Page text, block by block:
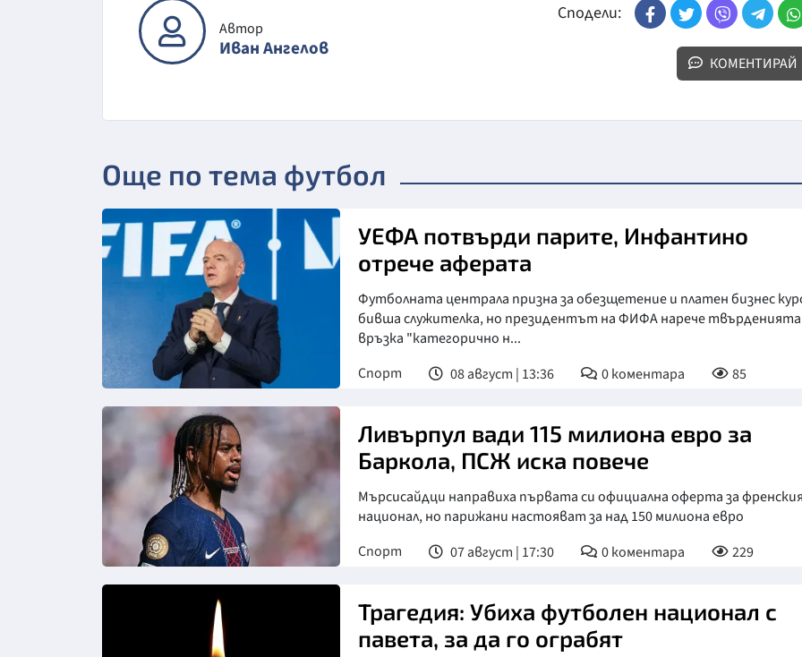
Автор
Иван Ангелов
Сподели:
КОМЕНТИРАЙ
Още по тема футбол
УЕФА потвърди парите, Инфантино
отрече аферата
Футболната централа призна за обезщетение и платен бизнес
бивша служителка, но президентът на ФИФА нарече твърденията
връзка "категорично н...
Спорт
08 август | 13:36 0коментара 85
Ливърпул вади 115 милиона евро за
Баркола, ПСЖ иска повече
Мърсисайдци направиха първата си официална оферта за
национал, но парижани настояват за над 150 милиона евро
Спорт
07 август | 17:30 0коментара 229
Трагедия: Убиха футболен национал с
павета, за да го ограбят